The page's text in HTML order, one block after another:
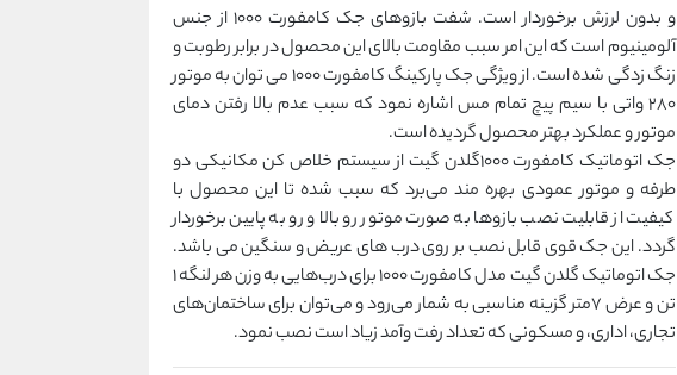
و بدون لرزش برخوردار است. شفت بازوهای جک کامفورت 1000 از جنس
آلومینیوم است که این امر سبب مقاومت بالای این محصول در برابر رطوبت و
زنگ زدگی شده است. از ویژگی جک پارکینگ کامفورت 1000 می توان به موتور
280 واتی با سیم پیچ تمام مس اشاره نمود که سبب عدم بالا رفتن دمای
موتور و عملکرد بهتر محصول گردیده است.
جک اتوماتیک کامفورت 1000گلدن گیت از سیستم خلاص کن مکانیکی دو
طرفه و موتور عمودی بهره مند می‌برد که سبب شده تا این محصول با
کیفیت از قابلیت نصب بازوها به صورت موتور رو بالا و رو به پایین برخوردار
گردد. این جک قوی قابل نصب بر روی درب های عریض و سنگین می باشد.
جک اتوماتیک گلدن گیت مدل کامفورت 1000 برای درب‌هایی به وزن هر لنگه 1
تن و عرض 7متر گزینه مناسبی به شمار می‌رود و می‌توان برای ساختمان‌های
تجاری، اداری، و مسکونی که تعداد رفت وآمد زیاد است نصب نمود.